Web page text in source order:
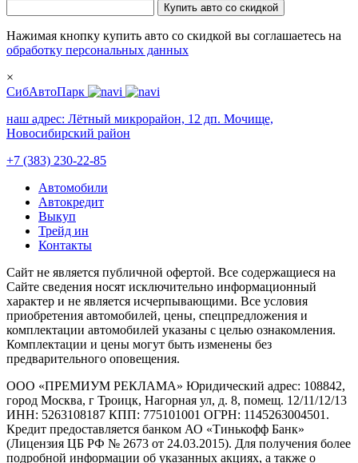
Купить авто со скидкой
Нажимая кнопку купить авто со скидкой вы соглашаетесь на
обработку персональных данных
×
СибАвтоПарк
наш адрес: Лётный микрорайон, 12 дп. Мочище,
Новосибирский район
+7 (383) 230-22-85
Автомобили
Автокредит
Выкуп
Трейд ин
Контакты
Cайт не является публичной офертой. Все содержащиеся на
Сайте сведения носят исключительно информационный
характер и не является исчерпывающими. Все условия
приобретения автомобилей, цены, спецпредложения и
комплектации автомобилей указаны с целью ознакомления.
Комплектации и цены могут быть изменены без
предварительного оповещения.
ООО «ПРЕМИУМ РЕКЛАМА» Юридический адрес: 108842,
город Москва, г Троицк, Нагорная ул, д. 8, помещ. 12/11/12/13
ИНН: 5263108187 КПП: 775101001 ОГРН: 1145263004501.
Кредит предоставляется банком АО «Тинькофф Банк»
(Лицензия ЦБ РФ № 2673 от 24.03.2015). Для получения более
подробной информации об указанных акциях, а также о